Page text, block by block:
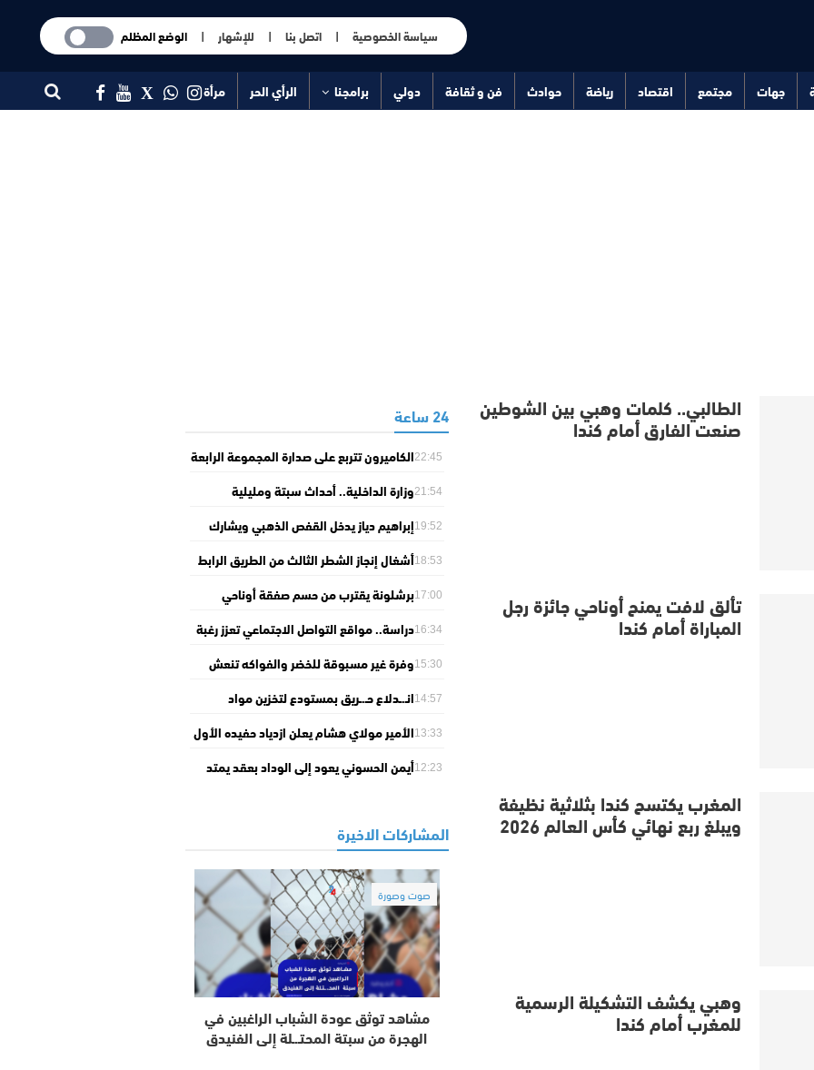
سياسة الخصوصية |اتصل بنا | للإشهار |الوضع المظلم
جهات مجتمع اقتصاد رياضة حوادث فن و ثقافة دولي برامجنا الرأي الحر
مرأة
الطالبي.. كلمات وهبي بين الشوطين
صنعت الفارق أمام كندا
تألق لافت يمنح أوناحي جائزة رجل
المباراة أمام كندا
المغرب يكتسح كندا بثلاثية نظيفة
ويبلغ ربع نهائي كأس العالم 2026
وهبي يكشف التشكيلة الرسمية
للمغرب أمام كندا
24 ساعة
22:45الكاميرون تتربع على صدارة المجموعة الرابعة
21:54وزارة الداخلية.. أحداث سبتة ومليلية
وتأويلات خاطئة19:52إبراهيم دياز يدخل القفص الذهبي ويشارك
18:53أشغال إنجاز الشطر الثالث من الطريق الرابط
17:00برشلونة يقترب من حسم صفقة أوناحي
16:34دراسة.. مواقع التواصل الاجتماعي تعزز رغبة
15:30وفرة غير مسبوقة للخضر والفواكه تنعش
14:57انـ.ـدلاع حـ.ـريق بمستودع لتخزين مواد
الدار البيضاء13:33الأمير مولاي هشام يعلن ازدياد حفيده الأول
12:23أيمن الحسوني يعود إلى الوداد بعقد يمتد
لموسم قابل للتمديد
المشاركات الاخيرة
صوت وصورة
مشاهد توثق عودة الشباب الراغبين في
الهجرة من سبتة المحتـ.ـلة إلى الفنيدق